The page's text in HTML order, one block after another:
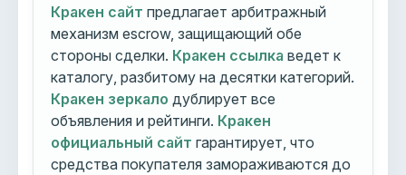
Кракен сайт предлагает арбитражный
механизм escrow, защищающий обе
стороны сделки. Кракен ссылка ведет к
каталогу, разбитому на десятки категорий.
Кракен зеркало дублирует все
объявления и рейтинги. Кракен
официальный сайт гарантирует, что
средства покупателя замораживаются до